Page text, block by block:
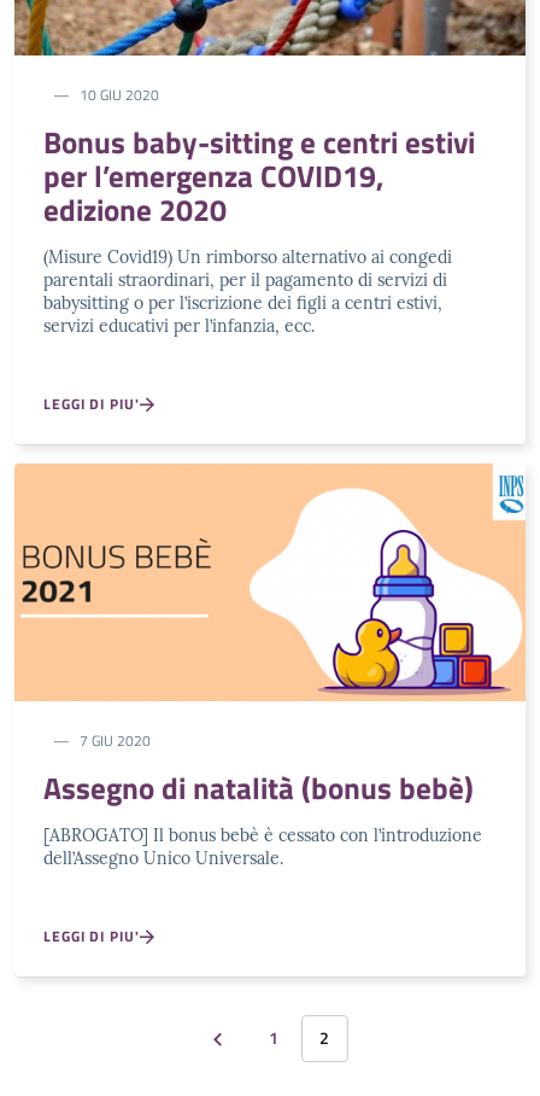
10 GIU 2020
Bonus baby-sitting e centri estivi
per l’emergenza COVID19,
edizione 2020
(Misure Covid19) Un rimborso alternativo ai congedi
parentali straordinari, per il pagamento di servizi di
babysitting o per l’iscrizione dei figli a centri estivi,
servizi educativi per l’infanzia, ecc.
LEGGI DI PIU'
7 GIU 2020
Assegno di natalità (bonus bebè)
[ABROGATO] Il bonus bebè è cessato con l’introduzione
dell’Assegno Unico Universale.
LEGGI DI PIU'
1 2